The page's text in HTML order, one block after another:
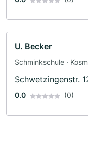
U. Becker
Schminkschule ·
Schwetzingenstr.
0.0 (0)